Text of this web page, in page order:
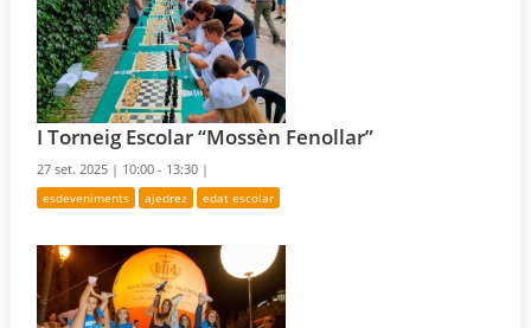
I Torneig Escolar “Mossèn Fenollar”
27 set. 2025 | 10:00 - 13:30 |
esdeveniments ajedrez edat escolar